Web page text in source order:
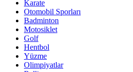
Karate
Otomobil Sporları
Badminton
Motosiklet
Golf
Hentbol
Yüzme
Olimpiyatlar